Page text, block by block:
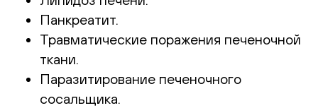
Панкреатит.
Травматические поражения печеночной
ткани.
Паразитирование печеночного
сосальщика.